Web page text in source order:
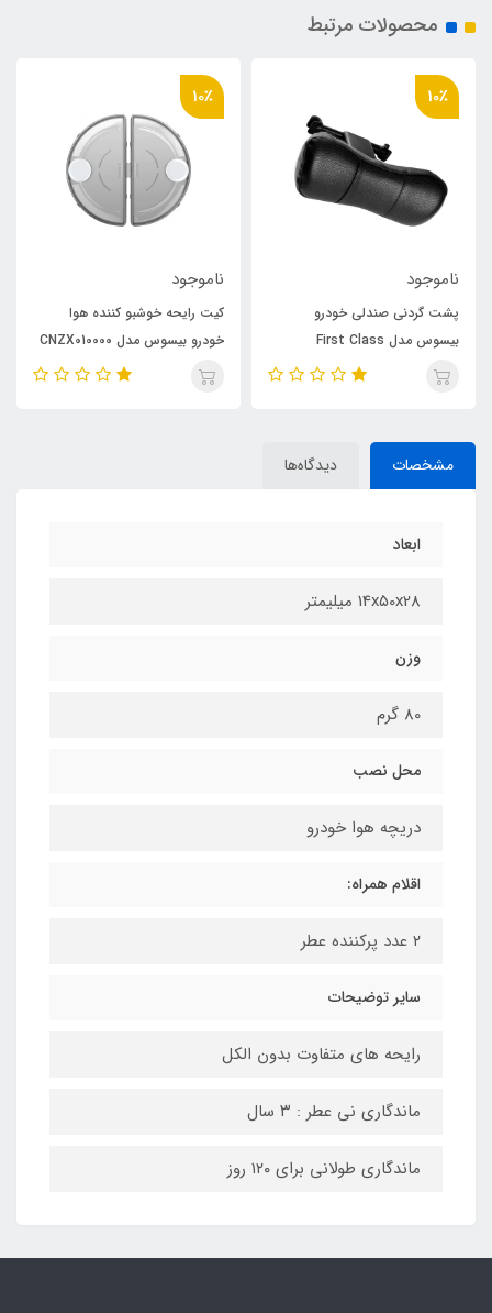
محصولات مرتبط
10٪
ناموجود
پشت گردنی صندلی خودرو
بیسوس مدل First Class
10٪
ناموجود
کیت رایحه خوشبو کننده هوا
خودرو بیسوس مدل CNZX010000
بسته ۲ عددی
مشخصات دیدگاه‌ها
ابعاد
14x۵0x28 میلیمتر
وزن
80 گرم
محل نصب
دریچه هوا خودرو
اقلام همراه:
۲ عدد پرکننده عطر
سایر توضیحات
رایحه های متفاوت بدون الکل
ماندگاری نی عطر : ۳ سال
ماندگاری طولانی برای ۱۲۰ روز